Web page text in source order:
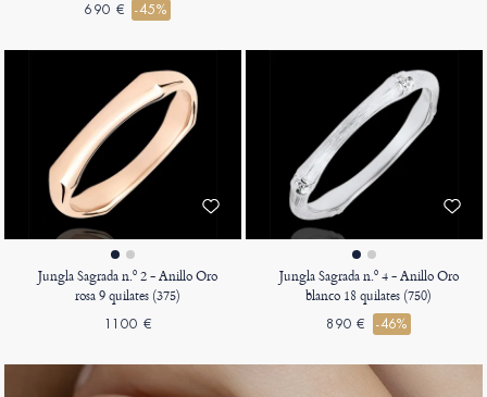
690 € -45%
Jungla Sagrada n.º 2 - Anillo Oro
rosa 9 quilates (375)
1100 €
Jungla Sagrada n.º 4 - Anillo Oro
blanco 18 quilates (750)
890 € -46%